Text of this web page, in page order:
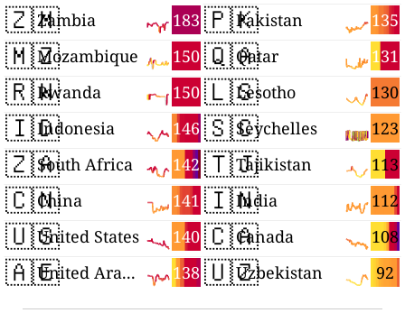
🇿🇲 183
Zambia
🇲🇿 150
Mozambique
🇷🇼 150
Rwanda
🇮🇩 146
Indonesia
🇿🇦 142
South Africa
🇨🇳 141
China
🇺🇸 140
United States
🇦🇪 138
United Arab Emirates
🇵🇰 135
Pakistan
🇶🇦 131
Qatar
🇱🇸 130
Lesotho
🇸🇨 123
Seychelles
🇹🇯 113
Tajikistan
🇮🇳 112
India
🇨🇦 108
Canada
🇺🇿 92
Uzbekistan